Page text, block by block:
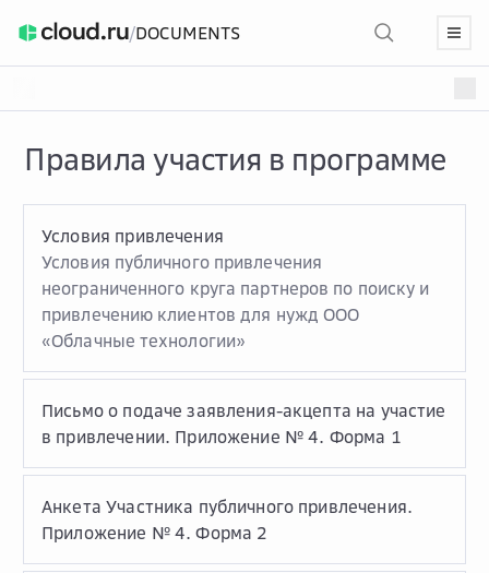
/DOCUMENTS
Правила участия в программе
Условия привлечения
Условия публичного привлечения
неограниченного круга партнеров по поиску и
привлечению клиентов для нужд ООО
«Облачные технологии»
Письмо о подаче заявления-акцепта на участие
в привлечении. Приложение № 4. Форма 1
Анкета Участника публичного привлечения.
Приложение № 4. Форма 2